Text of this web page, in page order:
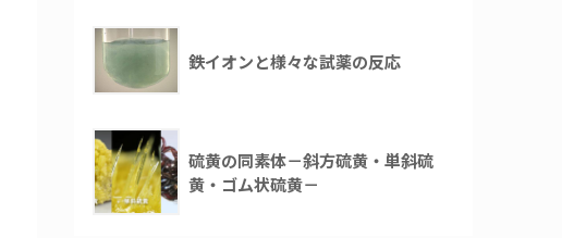
鉄イオンと様々な試薬の反応
硫黄の同素体－斜方硫黄・単斜硫
黄・ゴム状硫黄－